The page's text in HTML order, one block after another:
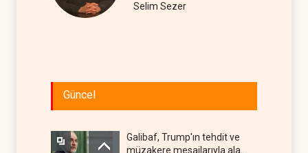
Selim Sezer
Güncel
Galibaf, Trump'ın tehdit ve
müzakere mesajlarıyla alay